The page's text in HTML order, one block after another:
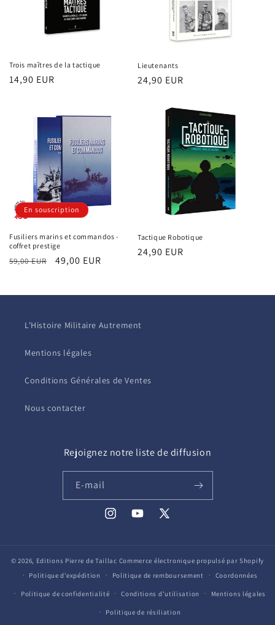
Trois maîtres de la tactique
Prix
14,90 EUR
Lieutenants
Prix
24,90 EUR
En souscription
Fusiliers marins et commandos -
coffret prestige
Prix
59,00 EUR
Prix
49,00 EUR
Tactique Robotique
Prix
24,90 EUR
L'Histoire Militaire Autrement
Mentions légales
Conditions Générales de Ventes
Nous contacter
Rejoignez notre liste de diffusion
E-mail
InstagramYouTube
X
© 2026, Editions Pierre de Taillac Commerce électronique propulsé par Shopify
Politique d’expédition
Politique de remboursement Coordonnées
Politique de confidentialité Conditions d’utilisation Mentions légales
Politique de résiliation